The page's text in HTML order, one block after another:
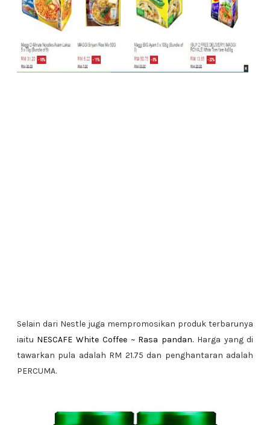
Selain dari Nestle juga mempromosikan produk terbarunya
iaitu NESCAFE White Coffee ~ Rasa pandan. Harga yang di
tawarkan pula adalah RM 21.75 dan penghantaran adalah
PERCUMA.